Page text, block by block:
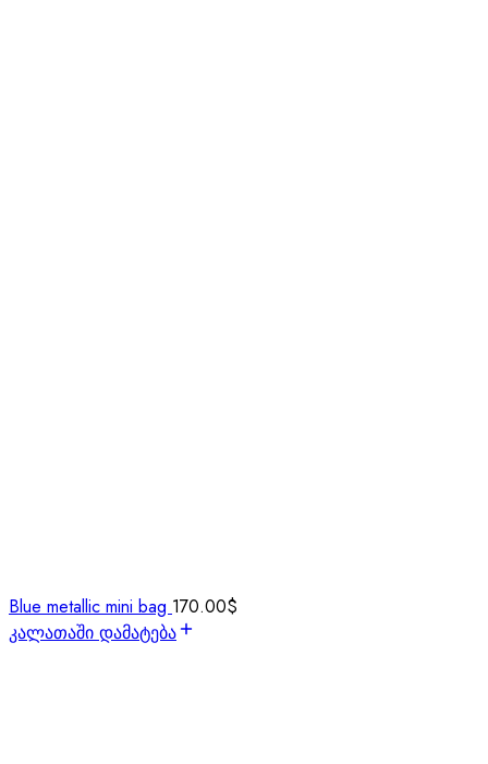
Blue metallic mini bag 170.00$
კალათაში დამატება